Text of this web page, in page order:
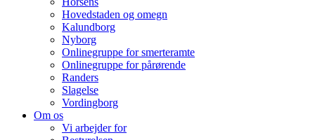
Hovedstaden og omegn
Kalundborg
Nyborg
Onlinegruppe for smerteramte
Onlinegruppe for pårørende
Randers
Slagelse
Vordingborg
Om os
Vi arbejder for